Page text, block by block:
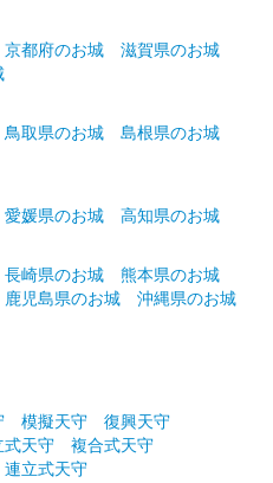
「越前若狭お城フェス2024」
会ブースにて販売された御城
「越前若狭お城フェス2024」
狭お城フェス2024 限定版 夕焼
京都府のお城
滋賀県のお城
鳥取県のお城
島根県のお城
愛媛県のお城
高知県のお城
長崎県のお城
熊本県のお城
鹿児島県のお城 沖縄県のお城
模擬天守
復興天守
式天守
複合式天守
連立式天守